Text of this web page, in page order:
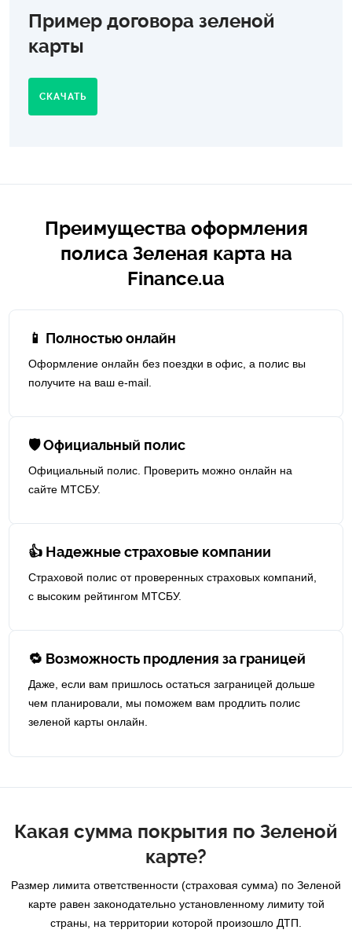
Пример договора зеленой
карты
СКАЧАТЬ
Преимущества оформления
полиса Зеленая карта на
Finance.ua
📱 Полностью онлайн
Оформление онлайн без поездки в офис, а полис вы
получите на ваш e-mail.
🛡 Официальный полис
Официальный полис. Проверить можно онлайн на
сайте МТСБУ.
👍 Надежные страховые компании
Страховой полис от проверенных страховых компаний,
с высоким рейтингом МТСБУ.
🔁 Возможность продления за границей
Даже, если вам пришлось остаться заграницей дольше
чем планировали, мы поможем вам продлить полис
зеленой карты онлайн.
Какая сумма покрытия по Зеленой
карте?
Размер лимита ответственности (страховая сумма) по Зеленой
карте равен законодательно установленному лимиту той
страны, на территории которой произошло ДТП.